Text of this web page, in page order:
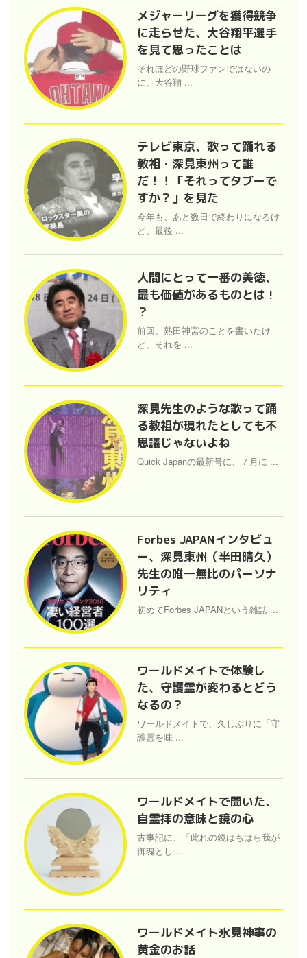
メジャーリーグを獲得競争
に走らせた、大谷翔平選手
を見て思ったことは
それほどの野球ファンではないの
に、大谷翔 ...
テレビ東京、歌って踊れる
教祖・深見東州って誰
だ！！「それってタブーで
すか？」を見た
今年も、あと数日で終わりになるけ
ど、最後 ...
人間にとって一番の美徳、
最も価値があるものとは !
？
前回、熱田神宮のことを書いたけ
ど、それを ...
深見先生のような歌って踊
る教祖が現れたとしても不
思議じゃないよね
Quick Japanの最新号に、７月に ...
Forbes JAPANインタビュ
ー、深見東州（半田晴久）
先生の唯一無比のパーソナ
リティ
初めてForbes JAPANという雑誌 ...
ワールドメイトで体験し
た、守護霊が変わるとどう
なるの？
ワールドメイトで、久しぶりに「守
護霊を味 ...
ワールドメイトで聞いた、
自霊拝の意味と鏡の心
古事記に、「此れの鏡はもはら我が
御魂とし ...
ワールドメイト氷見神事の
黄金のお話